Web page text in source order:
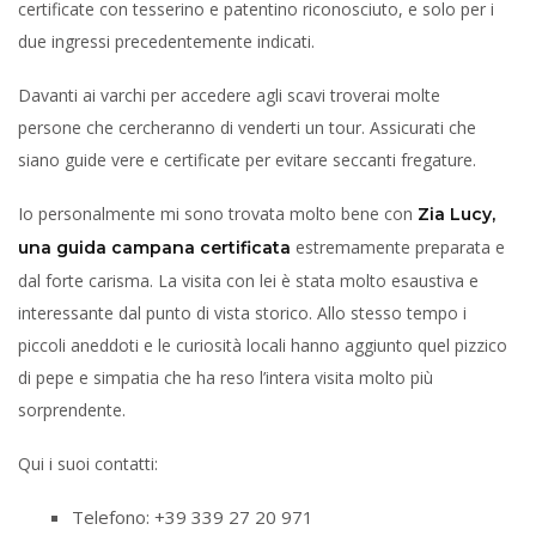
certificate con tesserino e patentino riconosciuto, e solo per i
due ingressi precedentemente indicati.
Davanti ai varchi per accedere agli scavi troverai molte
persone che cercheranno di venderti un tour. Assicurati che
siano guide vere e certificate per evitare seccanti fregature.
Io personalmente mi sono trovata molto bene con Zia Lucy,
una guida campana certificata estremamente preparata e
dal forte carisma. La visita con lei è stata molto esaustiva e
interessante dal punto di vista storico. Allo stesso tempo i
piccoli aneddoti e le curiosità locali hanno aggiunto quel pizzico
di pepe e simpatia che ha reso l’intera visita molto più
sorprendente.
Qui i suoi contatti:
Telefono: +39 339 27 20 971